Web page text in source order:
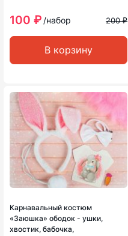
100 ₽ /набор 200 ₽
В корзину
Карнавальный костюм
«Заюшка» ободок - ушки,
хвостик, бабочка,